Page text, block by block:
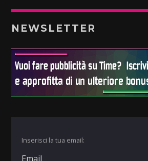
NEWSLETTER
Inserisci la tua email: